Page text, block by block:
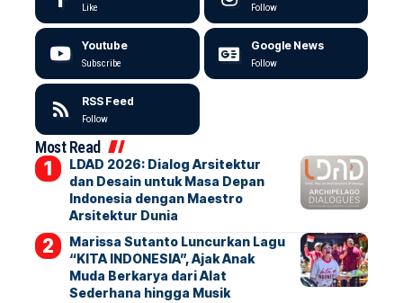
Like Follow
Youtube
Subscribe
Google News
Follow
RSS Feed
Follow
Most Read
LDAD 2026: Dialog Arsitektur
dan Desain untuk Masa Depan
Indonesia dengan Maestro
Arsitektur Dunia
Marissa Sutanto Luncurkan Lagu
“KITA INDONESIA”, Ajak Anak
Muda Berkarya dari Alat
Sederhana hingga Musik